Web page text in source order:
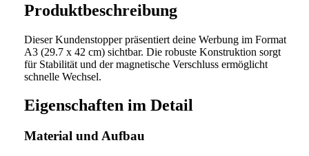
Produktbeschreibung
Dieser Kundenstopper präsentiert deine Werbung im Format
A3 (29.7 x 42 cm) sichtbar. Die robuste Konstruktion sorgt
für Stabilität und der magnetische Verschluss ermöglicht
schnelle Wechsel.
Eigenschaften im Detail
Material und Aufbau